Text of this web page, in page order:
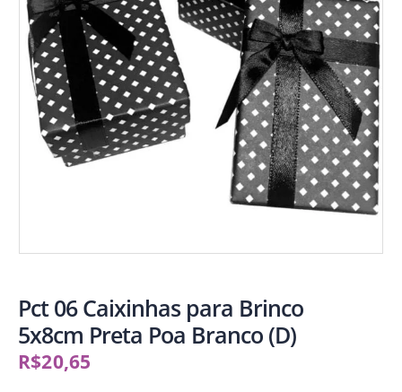
Pct 06 Caixinhas para Brinco
5x8cm Preta Poa Branco (D)
R$20,65